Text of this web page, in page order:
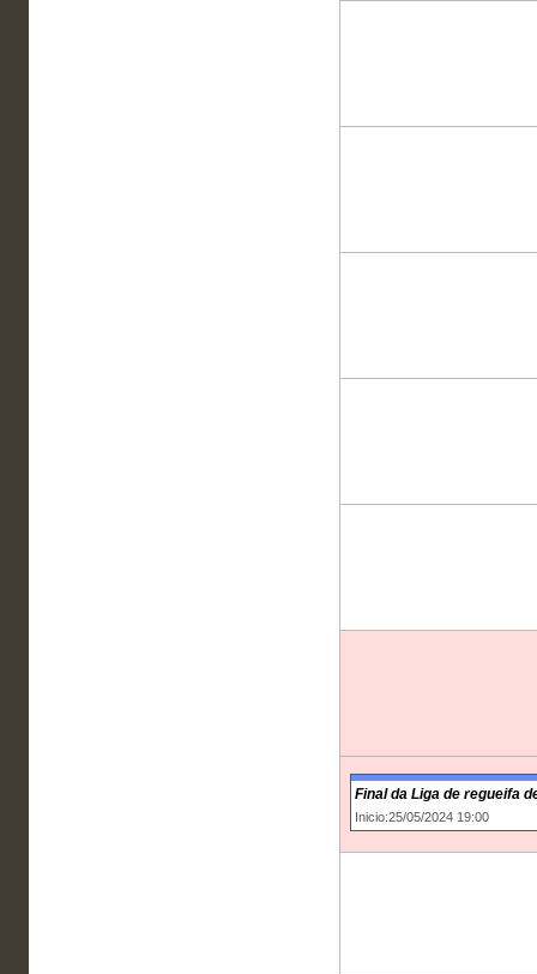
Final da Liga de regueifa
Inicio:25/05/2024 19:00